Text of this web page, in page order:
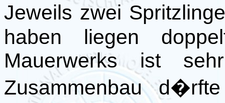
Jeweils zwei
haben liegen
Mauerwerks ist
Zusammenbau